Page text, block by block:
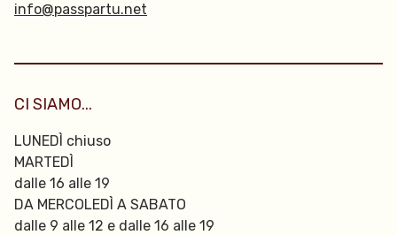
info@passpartu.net
CI SIAMO...
LUNEDÌ chiuso
MARTEDÌ
dalle 16 alle 19
DA MERCOLEDÌ A SABATO
dalle 9 alle 12 e dalle 16 alle 19